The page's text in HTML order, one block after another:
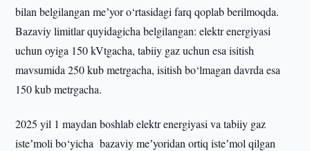
bilan belgilangan meʼyor o‘rtasidagi farq qoplab berilmoqda.
Bazaviy limitlar quyidagicha belgilangan: elektr energiyasi
uchun oyiga 150 kVtgacha, tabiiy gaz uchun esa isitish
mavsumida 250 kub metrgacha, isitish bo‘lmagan davrda esa
150 kub metrgacha.
2025 yil 1 maydan boshlab elektr energiyasi va tabiiy gaz
isteʼmoli bo‘yicha bazaviy meʼyoridan ortiq isteʼmol qilgan